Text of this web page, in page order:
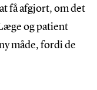
få afgjort, om det
og patient
måde, fordi de